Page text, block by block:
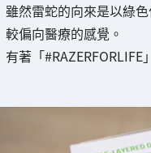
雖然雷蛇的向來是以綠
較偏向醫療的感覺。
有著「